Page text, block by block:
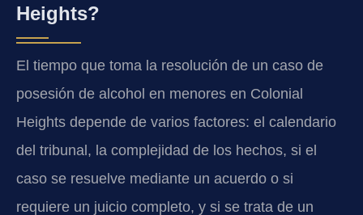
Heights?
El tiempo que toma la resolución de un caso de
posesión de alcohol en menores en Colonial
Heights depende de varios factores: el calendario
del tribunal, la complejidad de los hechos, si el
caso se resuelve mediante un acuerdo o si
requiere un juicio completo, y si se trata de un